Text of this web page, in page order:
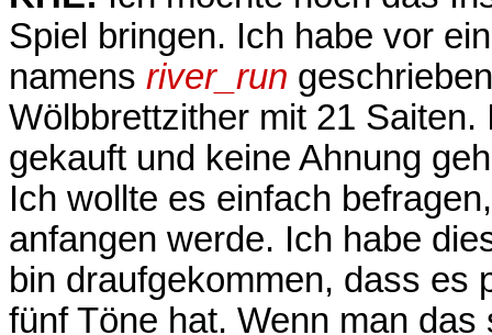
Spiel bringen. Ich habe vor
namens river_run
Wölbbrettzither mit 21
gekauft und keine Ahnung
Ich wollte es einfach
anfangen werde. Ich habe
bin draufgekommen, dass es
fünf Töne hat. Wenn man